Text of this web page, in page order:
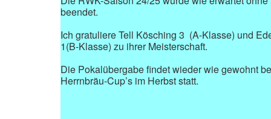
beendet.
Ich gratuliere Tell Kösching 3 (A-Klasse) und
1(B-Klasse) zu ihrer Meisterschaft.
Die Pokalübergabe findet wieder wie gewohnt
Herrnbräu-Cup’s im Herbst statt.